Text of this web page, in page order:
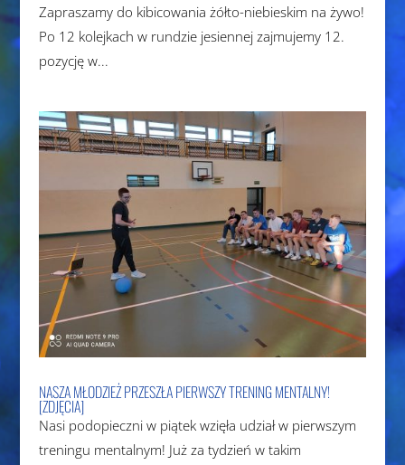
Zapraszamy do kibicowania żółto-niebieskim na żywo!
Po 12 kolejkach w rundzie jesiennej zajmujemy 12.
pozycję w...
NASZA MŁODZIEŻ PRZESZŁA PIERWSZY TRENING MENTALNY!
[ZDJĘCIA]
Nasi podopieczni w piątek wzięła udział w pierwszym
treningu mentalnym! Już za tydzień w takim